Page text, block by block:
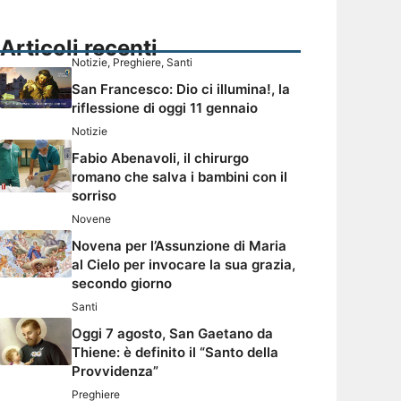
Articoli recenti
Notizie, Preghiere, Santi
San Francesco: Dio ci illumina!, la
riflessione di oggi 11 gennaio
Notizie
Fabio Abenavoli, il chirurgo
romano che salva i bambini con il
sorriso
Novene
Novena per l’Assunzione di Maria
al Cielo per invocare la sua grazia,
secondo giorno
Santi
Oggi 7 agosto, San Gaetano da
Thiene: è definito il “Santo della
Provvidenza”
Preghiere